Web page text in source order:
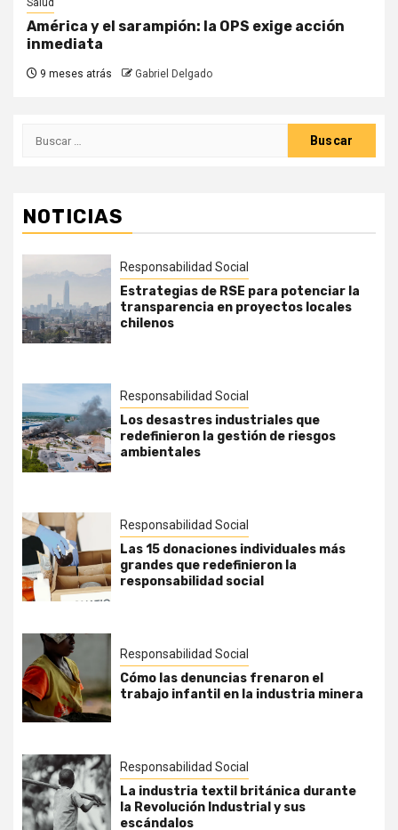
Salud
América y el sarampión: la OPS exige acción
inmediata
9 meses atrás Gabriel Delgado
Buscar:
NOTICIAS
Responsabilidad Social
Estrategias de RSE para potenciar la
transparencia en proyectos locales
chilenos
Responsabilidad Social
Los desastres industriales que
redefinieron la gestión de riesgos
ambientales
Responsabilidad Social
Las 15 donaciones individuales más
grandes que redefinieron la
responsabilidad social
Responsabilidad Social
Cómo las denuncias frenaron el
trabajo infantil en la industria minera
Responsabilidad Social
La industria textil británica durante
la Revolución Industrial y sus
escándalos